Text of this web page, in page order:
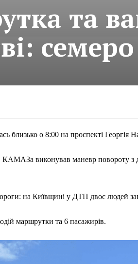
та
близько о 8:00 на проспекті Георгія
виконував маневр повороту з
на Київщині у ДТП двоє людей
маршрутки та 6 пасажирів.